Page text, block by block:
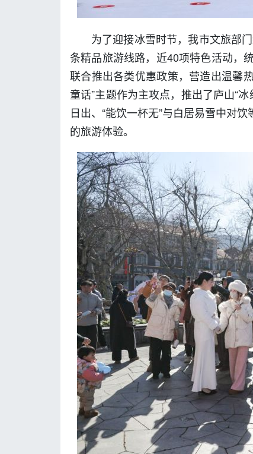
为了迎接冰雪时节，我市文旅部
条精品旅游线路，近40项特色活动，
联合推出各类优惠政策，营造出温馨
童话”主题作为主攻点，推出了庐山“
日出、“能饮一杯无”与白居易雪中对
的旅游体验。